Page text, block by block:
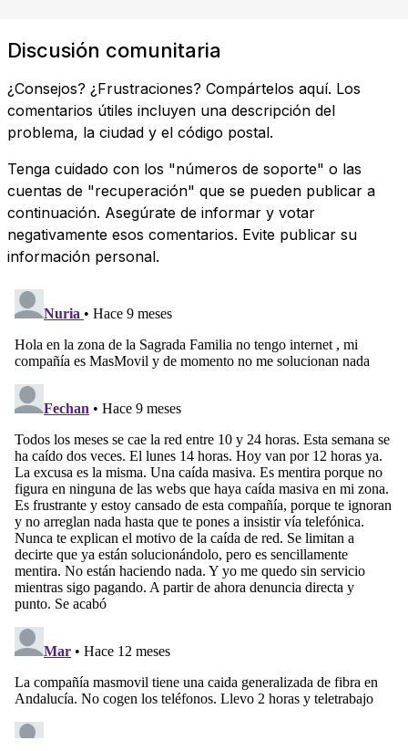
Discusión comunitaria
¿Consejos? ¿Frustraciones? Compártelos aquí. Los
comentarios útiles incluyen una descripción del
problema, la ciudad y el código postal.
Tenga cuidado con los "números de soporte" o las
cuentas de "recuperación" que se pueden publicar a
continuación. Asegúrate de informar y votar
negativamente esos comentarios. Evite publicar su
información personal.